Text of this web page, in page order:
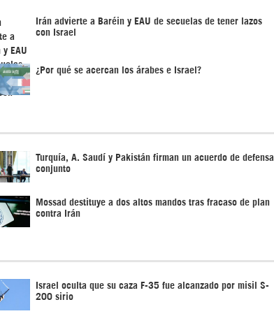
Irán advierte a Baréin y EAU de secuelas de tener lazos
con Israel
¿Por qué se acercan los árabes e Israel?
Turquía, A. Saudí y Pakistán firman un acuerdo de defensa
conjunto
Mossad destituye a dos altos mandos tras fracaso de plan
contra Irán
Israel oculta que su caza F-35 fue alcanzado por misil S-
200 sirio